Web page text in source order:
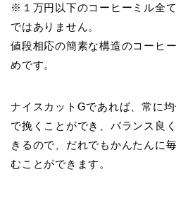
※１万円以下のコーヒーミル全
ではありません。
値段相応の簡素な構造のコーヒ
めです。
ナイスカットGであれば、常に均
で挽くことができ、バランス良
きるので、だれでもかんたんに
むことができます。